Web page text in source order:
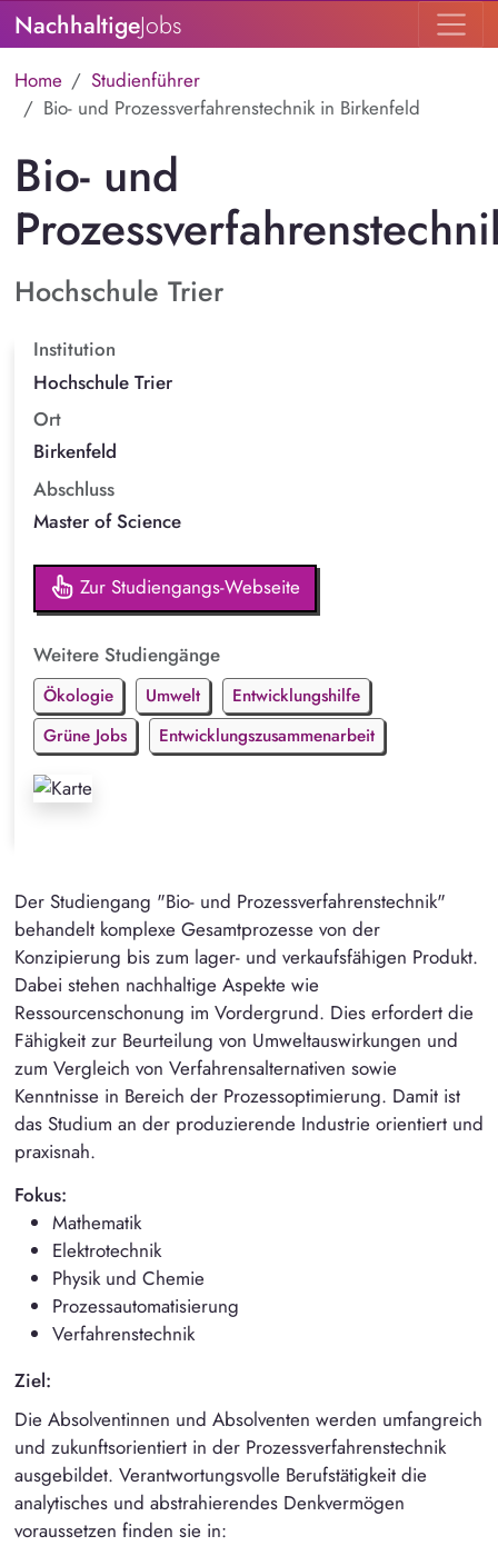
NachhaltigeJobs
Home
Studienführer
Bio- und Prozessverfahrenstechnik in Birkenfeld
Bio- und
Hochschule Trier
Institution
Hochschule Trier
Ort
Birkenfeld
Abschluss
Master of Science
Zur Studiengangs-Webseite
Weitere Studiengänge
Ökologie Umwelt
Entwicklungshilfe
Grüne Jobs
Entwicklungszusammenarbeit
Der Studiengang "Bio- und Prozessverfahrenstechnik"
behandelt komplexe Gesamtprozesse von der
Konzipierung bis zum lager- und verkaufsfähigen Produkt.
Dabei stehen nachhaltige Aspekte wie
Ressourcenschonung im Vordergrund. Dies erfordert die
Fähigkeit zur Beurteilung von Umweltauswirkungen und
zum Vergleich von Verfahrensalternativen sowie
Kenntnisse in Bereich der Prozessoptimierung. Damit ist
das Studium an der produzierende Industrie orientiert und
praxisnah.
Fokus:
Mathematik
Elektrotechnik
Physik und Chemie
Prozessautomatisierung
Verfahrenstechnik
Ziel:
Die Absolventinnen und Absolventen werden umfangreich
und zukunftsorientiert in der Prozessverfahrenstechnik
ausgebildet. Verantwortungsvolle Berufstätigkeit die
analytisches und abstrahierendes Denkvermögen
voraussetzen finden sie in: